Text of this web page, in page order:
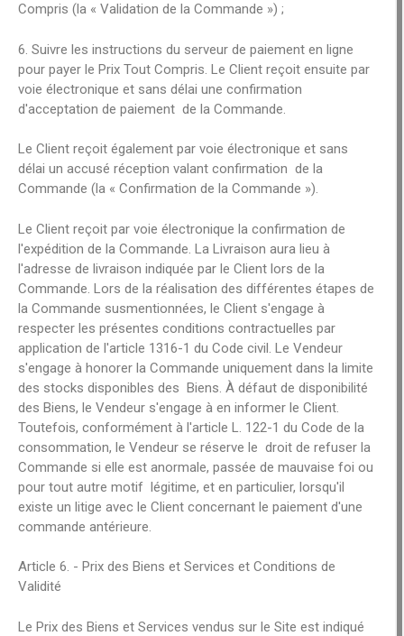
Compris (la « Validation de la Commande ») ;
6. Suivre les instructions du serveur de paiement en ligne
pour payer le Prix Tout Compris. Le Client reçoit ensuite par
voie électronique et sans délai une confirmation
d'acceptation de paiement de la Commande.
Le Client reçoit également par voie électronique et sans
délai un accusé réception valant confirmation de la
Commande (la « Confirmation de la Commande »).
Le Client reçoit par voie électronique la confirmation de
l'expédition de la Commande. La Livraison aura lieu à
l'adresse de livraison indiquée par le Client lors de la
Commande. Lors de la réalisation des différentes étapes de
la Commande susmentionnées, le Client s'engage à
respecter les présentes conditions contractuelles par
application de l'article 1316-1 du Code civil. Le Vendeur
s'engage à honorer la Commande uniquement dans la limite
des stocks disponibles des Biens. À défaut de disponibilité
des Biens, le Vendeur s'engage à en informer le Client.
Toutefois, conformément à l'article L. 122-1 du Code de la
consommation, le Vendeur se réserve le droit de refuser la
Commande si elle est anormale, passée de mauvaise foi ou
pour tout autre motif légitime, et en particulier, lorsqu'il
existe un litige avec le Client concernant le paiement d'une
commande antérieure.
Article 6. - Prix des Biens et Services et Conditions de
Validité
Le Prix des Biens et Services vendus sur le Site est indiqué